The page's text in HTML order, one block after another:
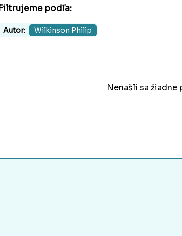
Filtrujeme podľa:
Autor: Wilkinson Philip
Nenašli sa